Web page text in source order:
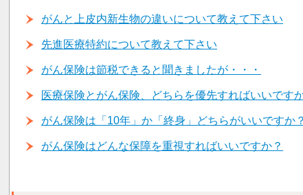
がんと上皮内新生物の違いについて教えて下さい
先進医療特約について教えて下さい
がん保険は節税できると聞きましたが・・・
医療保険とがん保険、どちらを優先すればいいです
がん保険は「10年」か「終身」どちらがいいですか
がん保険はどんな保障を重視すればいいですか？